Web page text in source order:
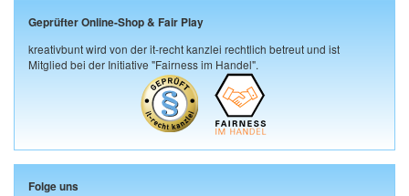
Geprüfter Online-Shop & Fair Play
kreativbunt wird von der it-recht kanzlei rechtlich betreut und ist
Mitglied bei der Initiative "Fairness im Handel".
Folge uns